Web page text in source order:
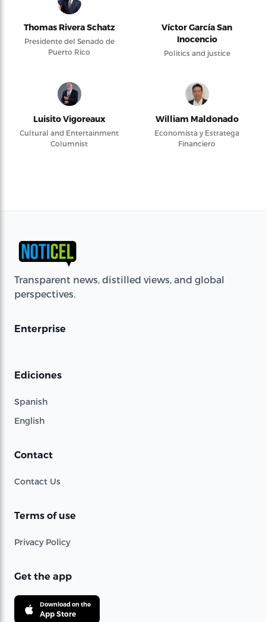
Thomas Rivera Schatz
Presidente del Senado de
Puerto Rico
Víctor García San
Inocencio
Politics and justice
Luisito Vigoreaux
Cultural and Entertainment
Columnist
William Maldonado
Economista y Estratega
Financiero
Transparent news, distilled views, and global
perspectives.
Enterprise
Ediciones
Spanish
English
Contact
Contact Us
Terms of use
Privacy Policy
Get the app
Download on the
App Store